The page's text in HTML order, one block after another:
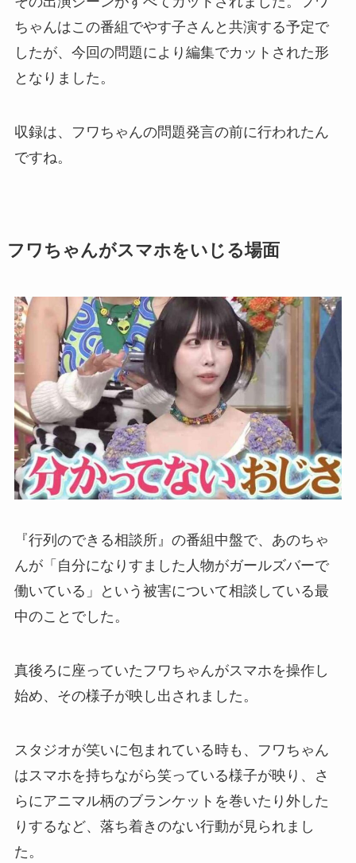
ちゃんはこの番組でやす子さんと共演する予定で
したが、今回の問題により編集でカットされた形
となりました。
収録は、フワちゃんの問題発言の前に行われたん
ですね。
フワちゃんがスマホをいじる場面
『行列のできる相談所』の番組中盤で、あのちゃ
んが「自分になりすました人物がガールズバーで
働いている」という被害について相談している最
中のことでした。
真後ろに座っていたフワちゃんがスマホを操作し
始め、その様子が映し出されました。
スタジオが笑いに包まれている時も、フワちゃん
はスマホを持ちながら笑っている様子が映り、さ
らにアニマル柄のブランケットを巻いたり外した
りするなど、落ち着きのない行動が見られまし
た。